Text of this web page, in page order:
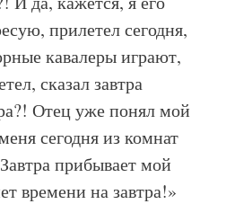
прилетел сегодня,
кавалеры играют,
сказал завтра
Отец уже понял мой
сегодня из комнат
прибывает мой
времени на завтра!»